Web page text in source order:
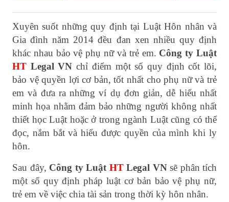
Xuyên suốt những quy định tại Luật Hôn nhân và
Gia đình năm 2014 đều đan xen nhiều quy định
khác nhau bảo vệ phụ nữ và trẻ em. Công ty Luật
HT Legal VN chỉ điểm một số quy định cốt lõi,
bảo vệ quyền lợi cơ bản, tốt nhất cho phụ nữ và trẻ
em và đưa ra những ví dụ đơn giản, dễ hiểu nhất
minh họa nhằm đảm bảo những người không nhất
thiết học Luật hoặc ở trong ngành Luật cũng có thể
đọc, nắm bắt và hiểu được quyền của mình khi ly
hôn.
Sau đây, Công ty LuậtHTLegal VNsẽ phân tích
một số quy định pháp luật cơ bản bảo vệ phụ nữ,
trẻ em về việc chia tài sản trong thời kỳ hôn nhân.